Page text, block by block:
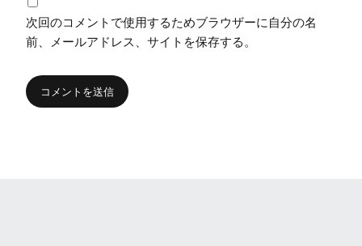
次回のコメントで使用するためブラウザーに自分の名
前、メールアドレス、サイトを保存する。